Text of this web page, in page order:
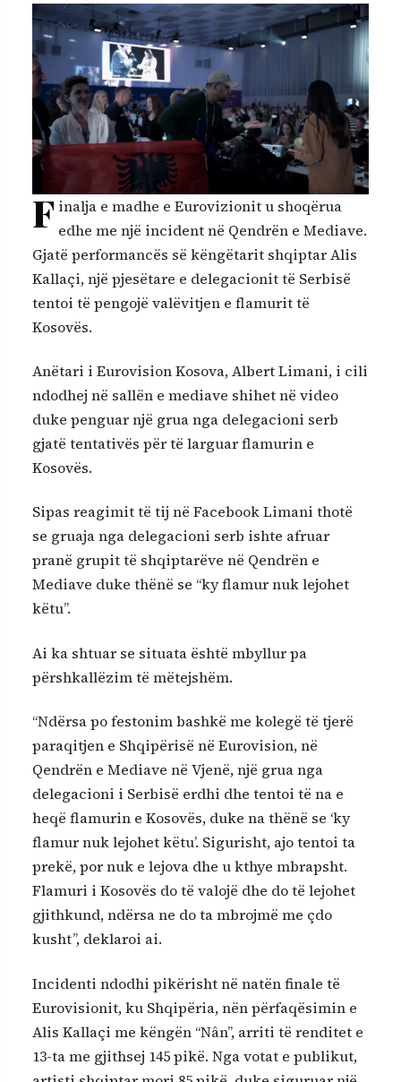
F inalja e madhe e Eurovizionit u shoqërua
edhe me një incident në Qendrën e Mediave.
Gjatë performancës së këngëtarit shqiptar Alis
Kallaçi, një pjesëtare e delegacionit të Serbisë
tentoi të pengojë valëvitjen e flamurit të
Kosovës.
Anëtari i Eurovision Kosova, Albert Limani, i cili
ndodhej në sallën e mediave shihet në video
duke penguar një grua nga delegacioni serb
gjatë tentativës për të larguar flamurin e
Kosovës.
Sipas reagimit të tij në Facebook Limani thotë
se gruaja nga delegacioni serb ishte afruar
pranë grupit të shqiptarëve në Qendrën e
Mediave duke thënë se “ky flamur nuk lejohet
këtu”.
Ai ka shtuar se situata është mbyllur pa
përshkallëzim të mëtejshëm.
“Ndërsa po festonim bashkë me kolegë të tjerë
paraqitjen e Shqipërisë në Eurovision, në
Qendrën e Mediave në Vjenë, një grua nga
delegacioni i Serbisë erdhi dhe tentoi të na e
heqë flamurin e Kosovës, duke na thënë se ‘ky
flamur nuk lejohet këtu’. Sigurisht, ajo tentoi ta
prekë, por nuk e lejova dhe u kthye mbrapsht.
Flamuri i Kosovës do të valojë dhe do të lejohet
gjithkund, ndërsa ne do ta mbrojmë me çdo
kusht”, deklaroi ai.
Incidenti ndodhi pikërisht në natën finale të
Eurovisionit, ku Shqipëria, nën përfaqësimin e
Alis Kallaçi me këngën “Nân”, arriti të renditet e
13-ta me gjithsej 145 pikë. Nga votat e publikut,